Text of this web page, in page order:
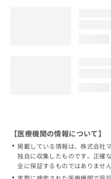
【医療機関の情報について】
掲載している情報は、株式会社
独自に収集したものです。正確
全に保証するものではありません